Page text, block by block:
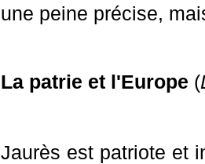
une peine précise,
La patrie et l'Europe (
Jaurès est patriote et